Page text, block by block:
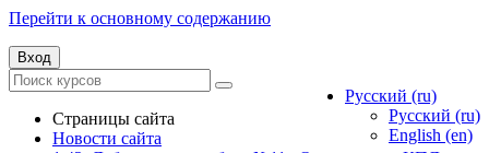
Перейти к основному содержанию
Вход
Русский ‎(ru)‎
Русский ‎(ru)‎
English ‎(en)‎
Страницы сайта
Новости сайта